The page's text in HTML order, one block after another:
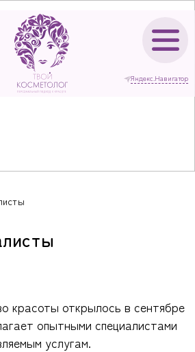
Яндекс.Навигатор
красоты открылось в сентябре
опытными специалистами
услугам.